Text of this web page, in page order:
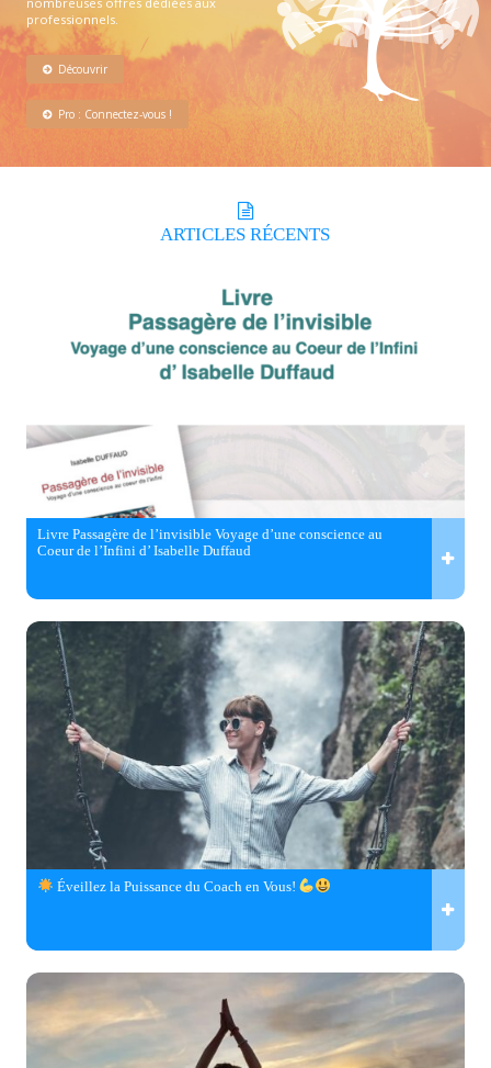
professionnels.
Découvrir
Pro : Connectez-vous !
ARTICLES RÉCENTS
Livre Passagère de l’invisible Voyage d’une conscience au
Coeur de l’Infini d’ Isabelle Duffaud
Éveillez la Puissance du Coach en Vous!